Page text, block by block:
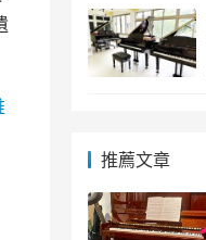
推薦文章